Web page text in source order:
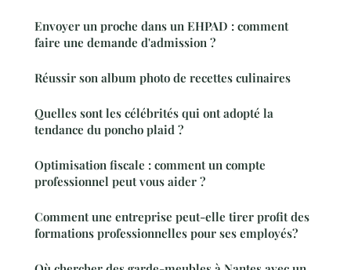
Envoyer un proche dans un EHPAD : comment
faire une demande d'admission ?
Réussir son album photo de recettes culinaires
Quelles sont les célébrités qui ont adopté la
tendance du poncho plaid ?
Optimisation fiscale : comment un compte
professionnel peut vous aider ?
Comment une entreprise peut-elle tirer profit des
formations professionnelles pour ses employés?